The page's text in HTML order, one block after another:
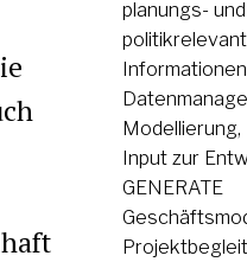
planungs- und
Modellierung,
Input zur
GENERATE